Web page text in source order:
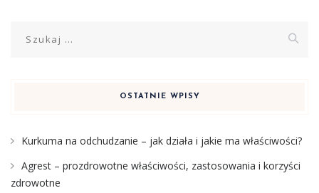
OSTATNIE WPISY
Kurkuma na odchudzanie – jak działa i jakie ma właściwości?
Agrest – prozdrowotne właściwości, zastosowania i korzyści
zdrowotne